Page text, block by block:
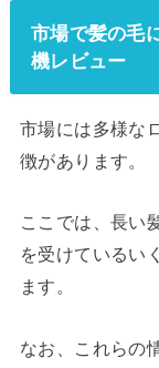
市場で髪の毛
機レビュー
市場には多様な
徴があります。
ここでは、長い
を受けているい
ます。
なお、これらの